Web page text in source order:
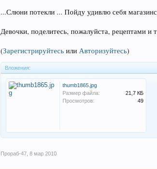
...Слюни потекли ... Пойду удивлю себя
Девочки, поделитесь, пожалуйста, рецептами и
(Зарегистрируйтесь илиАвторизуйтесь)
Вложения:
thumb1865.jpg
Размер файла:
21,7 КБ
Просмотров:
49
Прораб-47 8 мар 2010